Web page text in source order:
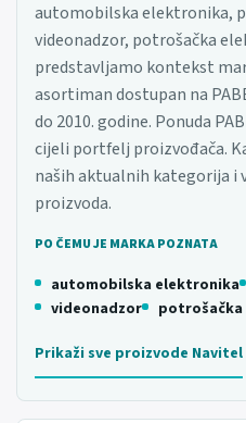
automobilska elektronika,
videonadzor, potrošačka
predstavljamo kontekst
asortiman dostupan na
do 2010. godine. Ponuda
cijeli portfelj proizvođača.
naših aktualnih kategorija i
proizvoda.
PO ČEMU JE MARKA POZNATA
automobilska elektronika
videonadzor
Prikaži sve proizvode Navitel